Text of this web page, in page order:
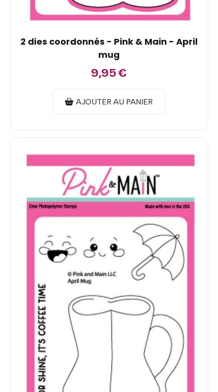
2 dies coordonnés - Pink & Main - April
mug
9,95€
AJOUTER AU PANIER